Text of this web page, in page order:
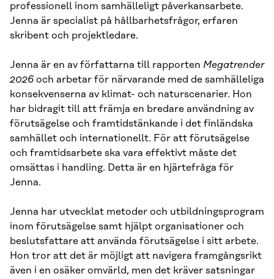
professionell inom samhälleligt påverkansarbete.
Jenna är specialist på hållbarhetsfrågor, erfaren
skribent och projektledare.
Jenna är en av författarna till rapporten Megatrender
2026 och arbetar för närvarande med de samhälleliga
konsekvenserna av klimat- och naturscenarier. Hon
har bidragit till att främja en bredare användning av
förutsägelse och framtidstänkande i det finländska
samhället och internationellt. För att förutsägelse
och framtidsarbete ska vara effektivt måste det
omsättas i handling. Detta är en hjärtefråga för
Jenna.
Jenna har utvecklat metoder och utbildningsprogram
inom förutsägelse samt hjälpt organisationer och
beslutsfattare att använda förutsägelse i sitt arbete.
Hon tror att det är möjligt att navigera framgångsrikt
även i en osäker omvärld, men det kräver satsningar